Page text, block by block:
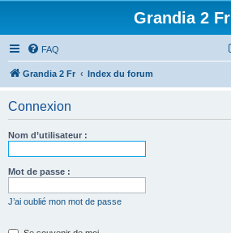
Grandia 2 Fr
FAQ
Grandia 2 Fr Index du forum
Connexion
Nom d’utilisateur :
Mot de passe :
J’ai oublié mon mot de passe